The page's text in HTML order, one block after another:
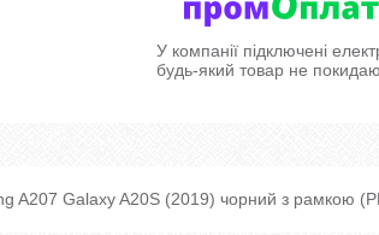
У компанії підключені
будь-який товар не
A207 Galaxy A20S (2019) чорний з рамкою